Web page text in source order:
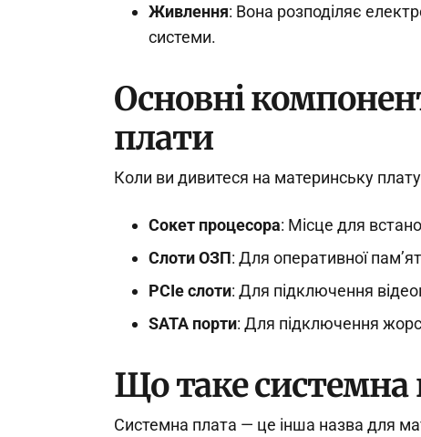
Живлення: Вона розподіляє
системи.
Основні
плати
Коли ви дивитеся на материнську
Сокет процесора: Місце для
Слоти ОЗП: Для оперативної
PCIe слоти: Для підключення
SATA порти: Для підключення
Що таке системна
Системна плата — це інша назва для